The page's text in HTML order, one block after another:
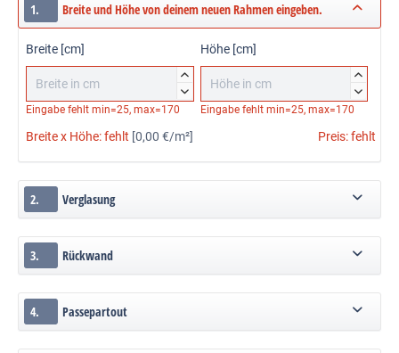
1. Breite und Höhe von deinem neuen Rahmen eingeben.
Breite [cm]


Höhe [cm]


Eingabe fehlt min=25, max=170 Eingabe fehlt min=25, max=170
Breite x Höhe:fehlt [0,00 €/m²] Preis:fehlt
2. Verglasung
3. Rückwand
4. Passepartout